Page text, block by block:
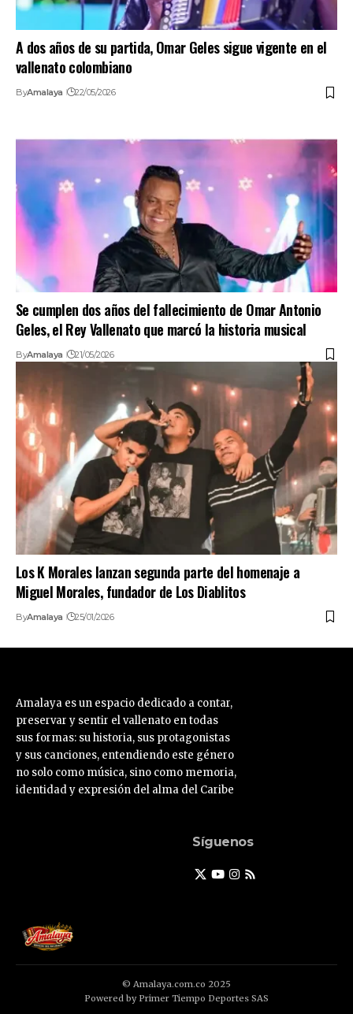
A dos años de su partida, Omar Geles sigue vigente en el
vallenato colombiano
ByAmalaya 22/05/2026
Se cumplen dos años del fallecimiento de Omar Antonio
Geles, el Rey Vallenato que marcó la historia musical
ByAmalaya 21/05/2026
Los K Morales lanzan segunda parte del homenaje a
Miguel Morales, fundador de Los Diablitos
ByAmalaya 25/01/2026
Amalaya es un espacio dedicado a contar,
preservar y sentir el vallenato en todas
sus formas: su historia, sus protagonistas
y sus canciones, entendiendo este género
no solo como música, sino como memoria,
identidad y expresión del alma del Caribe
Síguenos
© Amalaya.com.co 2025
Powered by Primer Tiempo Deportes SAS